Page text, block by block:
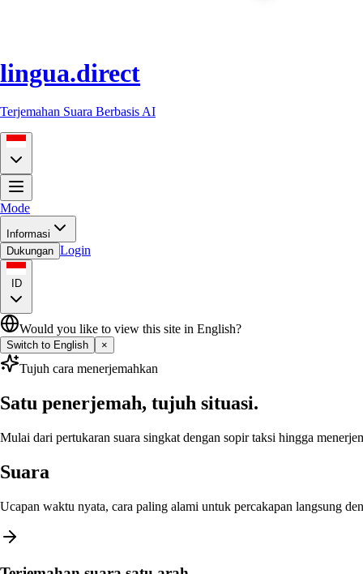
lingua.direct
Terjemahan Suara Berbasis AI
Mode
Informasi
Dukungan Login
ID
Would you like to view this site in English?
Switch to English ×
Tujuh cara menerjemahkan
Satu penerjemah, tujuh situasi.
Mulai dari pertukaran suara singkat dengan sopir taksi hingga
Suara
Ucapan waktu nyata, cara paling alami untuk percakapan langsung